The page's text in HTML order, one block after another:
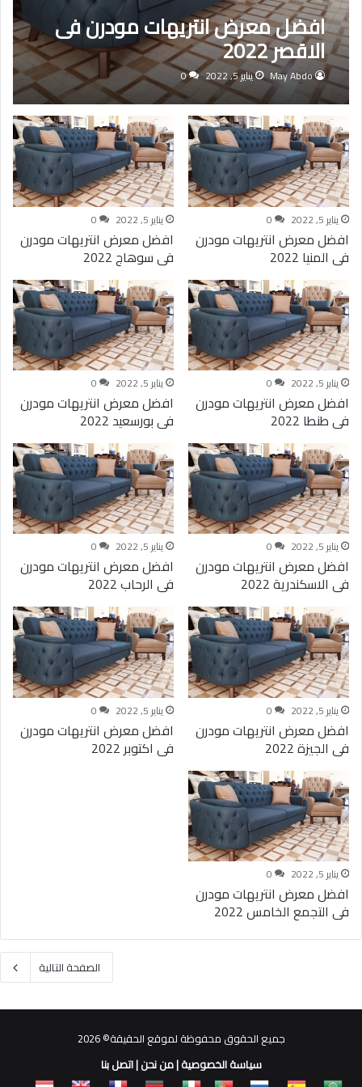
افضل معرض انتريهات مودرن فى
الاقصر 2022
May Abdo يناير 5, 2022 0
يناير 5, 2022 0
افضل معرض انتريهات مودرن
فى المنيا 2022
يناير 5, 2022 0
افضل معرض انتريهات مودرن
فى سوهاج 2022
يناير 5, 2022 0
افضل معرض انتريهات مودرن
فى طنطا 2022
يناير 5, 2022 0
افضل معرض انتريهات مودرن
فى بورسعيد 2022
يناير 5, 2022 0
افضل معرض انتريهات مودرن
فى الاسكندرية 2022
يناير 5, 2022 0
افضل معرض انتريهات مودرن
فى الرحاب 2022
يناير 5, 2022 0
افضل معرض انتريهات مودرن
فى الجيزة 2022
يناير 5, 2022 0
افضل معرض انتريهات مودرن
فى اكتوبر 2022
يناير 5, 2022 0
افضل معرض انتريهات مودرن
فى التجمع الخامس 2022
الصفحة التالية
جميع الحقوق محفوظة لموقع الحقيقة© 2026
سياسة الخصوصية|من نحن|اتصل بنا